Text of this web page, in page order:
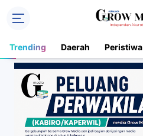
Trending Daerah Peristiwa